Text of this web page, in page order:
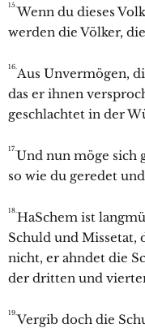
15.Wenn du dieses
werden die Völker,
16.Aus Unvermögen,
das er ihnen
geschlachtet in der
17.Und nun möge sich
so wie du geredet
18.HaSchem ist
Schuld und Missetat,
nicht, er ahndet die
der dritten und
19.Vergib doch die